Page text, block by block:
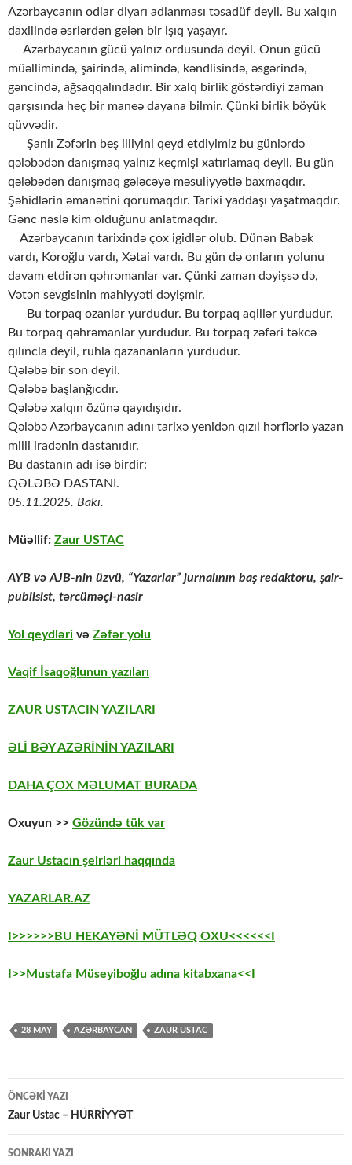
Azərbaycanın odlar diyarı adlanması təsadüf deyil. Bu xalqın
daxilində əsrlərdən gələn bir işıq yaşayır.
Azərbaycanın gücü yalnız ordusunda deyil. Onun gücü
müəllimində, şairində, alimində, kəndlisində, əsgərində,
gəncində, ağsaqqalındadır. Bir xalq birlik göstərdiyi zaman
qarşısında heç bir maneə dayana bilmir. Çünki birlik böyük
qüvvədir.
Şanlı Zəfərin beş illiyini qeyd etdiyimiz bu günlərdə
qələbədən danışmaq yalnız keçmişi xatırlamaq deyil. Bu gün
qələbədən danışmaq gələcəyə məsuliyyətlə baxmaqdır.
Şəhidlərin əmanətini qorumaqdır. Tarixi yaddaşı yaşatmaqdır.
Gənc nəslə kim olduğunu anlatmaqdır.
Azərbaycanın tarixində çox igidlər olub. Dünən Babək
vardı, Koroğlu vardı, Xətai vardı. Bu gün də onların yolunu
davam etdirən qəhrəmanlar var. Çünki zaman dəyişsə də,
Vətən sevgisinin mahiyyəti dəyişmir.
Bu torpaq ozanlar yurdudur. Bu torpaq aqillər yurdudur.
Bu torpaq qəhrəmanlar yurdudur. Bu torpaq zəfəri təkcə
qılıncla deyil, ruhla qazananların yurdudur.
Qələbə bir son deyil.
Qələbə başlanğıcdır.
Qələbə xalqın özünə qayıdışıdır.
Qələbə Azərbaycanın adını tarixə yenidən qızıl hərflərlə yazan
milli iradənin dastanıdır.
Bu dastanın adı isə birdir:
QƏLƏBƏ DASTANI.
05.11.2025. Bakı.
Müəllif: Zaur USTAC
AYB və AJB-nin üzvü, “Yazarlar” jurnalının baş redaktoru, şair-
publisist, tərcüməçi-nasir
Yol qeydləri və Zəfər yolu
Vaqif İsaqoğlunun yazıları
ZAUR USTACIN YAZILARI
ƏLİ BƏY AZƏRİNİN YAZILARI
DAHA ÇOX MƏLUMAT BURADA
Oxuyun >> Gözündə tük var
Zaur Ustacın şeirləri haqqında
YAZARLAR.AZ
I>>>>>>BU HEKAYƏNİ MÜTLƏQ OXU<<<<<<I
I>>Mustafa Müseyiboğlu adına kitabxana<<I
28 MAY AZƏRBAYCAN ZAUR USTAC
Yazılar
üzrə
naviqasiya
ÖNCƏKI YAZI
Zaur Ustac – HÜRRİYYƏT
SONRAKI YAZI